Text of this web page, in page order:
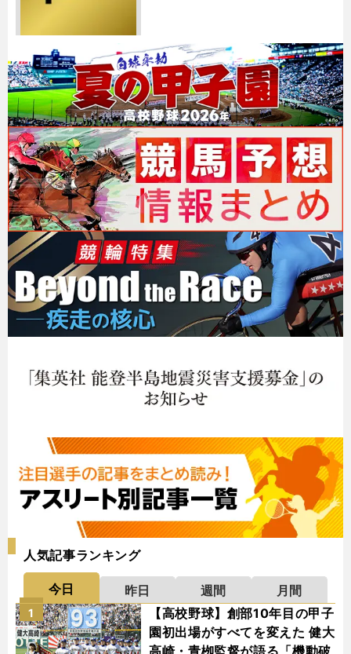
人気記事ランキング
今日 昨日 週間
月間
【高校野球】創部10年目の甲子
園初出場がすべてを変えた 健大
1